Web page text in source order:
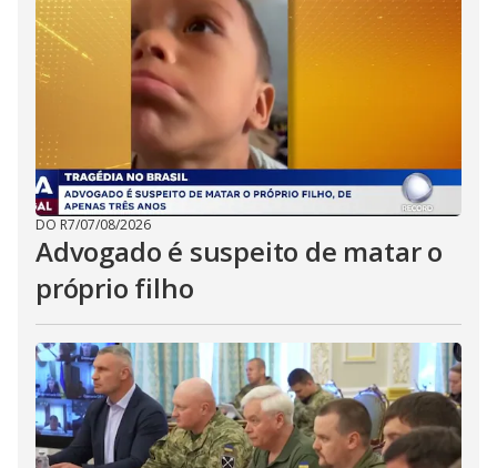
DO R7/07/08/2026
Advogado é suspeito de matar o
próprio filho